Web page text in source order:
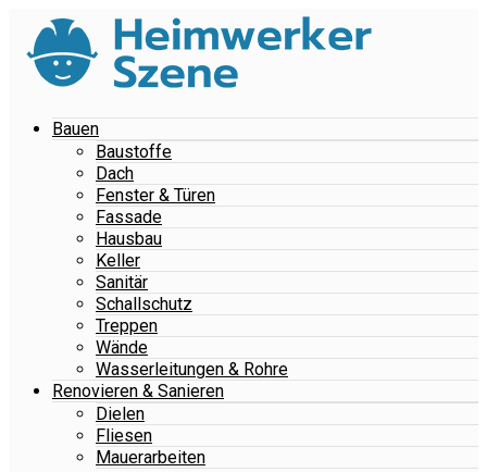
Bauen
Baustoffe
Dach
Fenster & Türen
Fassade
Hausbau
Keller
Sanitär
Schallschutz
Treppen
Wände
Wasserleitungen & Rohre
Renovieren & Sanieren
Dielen
Fliesen
Mauerarbeiten